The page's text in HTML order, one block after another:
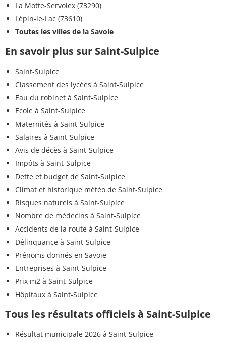
La Motte-Servolex (73290)
Lépin-le-Lac (73610)
Toutes les villes de la Savoie
En savoir plus sur Saint-Sulpice
Saint-Sulpice
Classement des lycées à Saint-Sulpice
Eau du robinet à Saint-Sulpice
Ecole à Saint-Sulpice
Maternités à Saint-Sulpice
Salaires à Saint-Sulpice
Avis de décès à Saint-Sulpice
Impôts à Saint-Sulpice
Dette et budget de Saint-Sulpice
Climat et historique météo de Saint-Sulpice
Risques naturels à Saint-Sulpice
Nombre de médecins à Saint-Sulpice
Accidents de la route à Saint-Sulpice
Délinquance à Saint-Sulpice
Prénoms donnés en Savoie
Entreprises à Saint-Sulpice
Prix m2 à Saint-Sulpice
Hôpitaux à Saint-Sulpice
Tous les résultats officiels à Saint-Sulpice
Résultat municipale 2026 à Saint-Sulpice